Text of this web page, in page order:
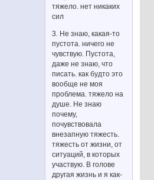
тяжело. нет никаких
сил
3. Не знаю, какая-то
пустота. ничего не
чувствую. Пустота,
даже не знаю, что
писать. как будто это
вообще не моя
проблема. тяжело на
душе. Не знаю
почему,
почувствовала
внезапную тяжесть.
тяжесть от жизни, от
ситуаций, в которых
участвую. В голове
другая жизнь и я как-